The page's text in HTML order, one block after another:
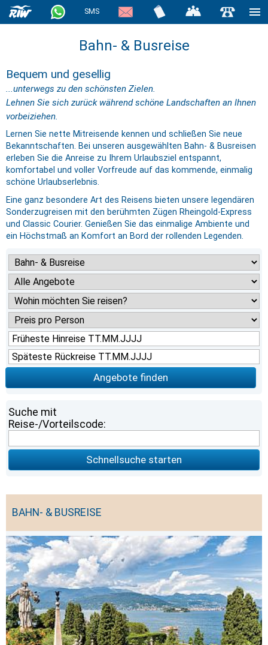
SMS
Bahn- & Busreise
Bequem und gesellig
...unterwegs zu den schönsten Zielen.
Lehnen Sie sich zurück während schöne Landschaften an Ihnen
vorbeiziehen.
Lernen Sie nette Mitreisende kennen und schließen Sie neue
Bekanntschaften. Bei unseren ausgewählten Bahn- & Busreisen
erleben Sie die Anreise zu Ihrem Urlaubsziel entspannt,
komfortabel und voller Vorfreude auf das kommende, einmalig
schöne Urlaubserlebnis.
Eine ganz besondere Art des Reisens bieten unsere legendären
Sonderzugreisen mit den berühmten Zügen Rheingold-Express
und Classic Courier. Genießen Sie das einmalige Ambiente und
ein Höchstmaß an Komfort an Bord der rollenden Legenden.
Angebote finden
Suche mit
Reise-/Vorteilscode:
Schnellsuche starten
BAHN- & BUSREISE